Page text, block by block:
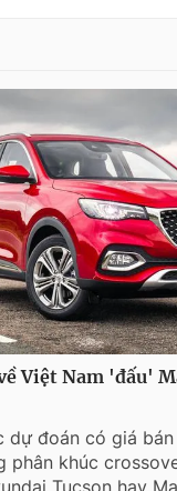
Việt Nam 'đấu'
dự đoán có giá
phân khúc
Tucson hay